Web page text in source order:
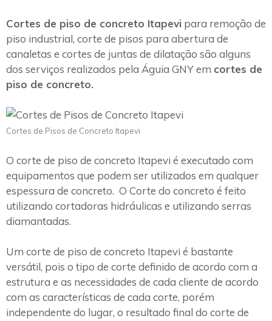
Cortes de piso de concreto Itapevi para remoção de
piso industrial, corte de pisos para abertura de
canaletas e cortes de juntas de dilatação são alguns
dos serviços realizados pela Águia GNY em cortes de
piso de concreto.
Cortes de Pisos de Concreto Itapevi
O corte de piso de concreto Itapevi é executado com
equipamentos que podem ser utilizados em qualquer
espessura de concreto. O Corte do concreto é feito
utilizando cortadoras hidráulicas e utilizando serras
diamantadas.
Um corte de piso de concreto Itapevi é bastante
versátil, pois o tipo de corte definido de acordo com a
estrutura e as necessidades de cada cliente de acordo
com as características de cada corte, porém
independente do lugar, o resultado final do corte de